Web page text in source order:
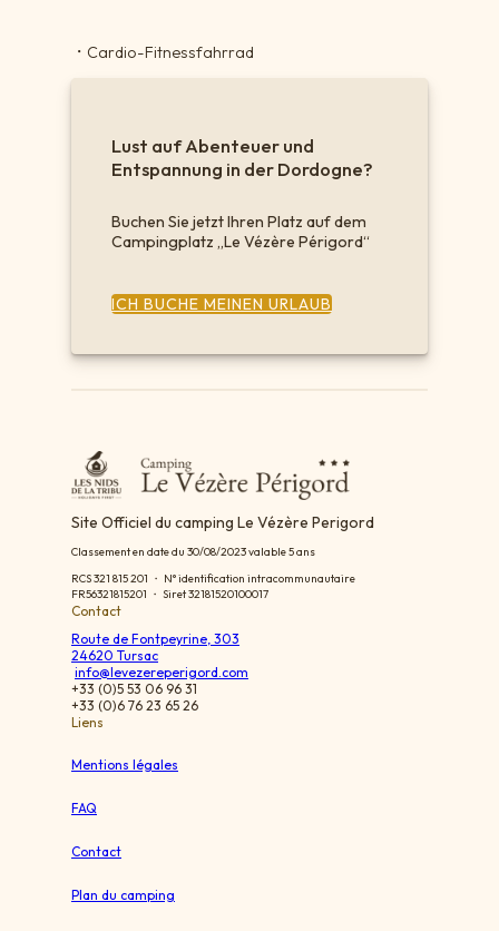
・ Cardio-Fitnessfahrrad
Lust auf Abenteuer und
Entspannung in der Dordogne?
Buchen Sie jetzt Ihren Platz auf dem
Campingplatz „Le Vézère Périgord“
ICH BUCHE MEINEN URLAUB
Site Officiel du camping Le Vézère Perigord
Classement en date du 30/08/2023 valable 5 ans
RCS 321 815 201 ・ N° identification intracommunautaire
FR56321815201 ・ Siret 32181520100017
Contact
Route de Fontpeyrine, 303
24620 Tursac
info@levezereperigord.com
+33 (0)5 53 06 96 31
+33 (0)6 76 23 65 26
Liens
Mentions légales
FAQ
Contact
Plan du camping